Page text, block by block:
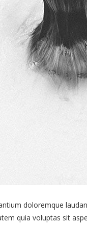
doloremque
quia voluptas sit